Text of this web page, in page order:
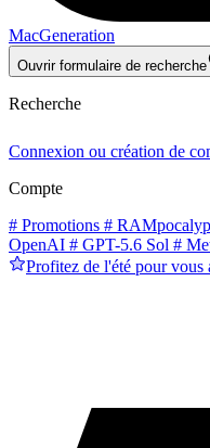
MacGeneration
Ouvrir formulaire de recherche
Recherche
Connexion ou création de
Compte
# Promotions #
OpenAI # GPT-5.6 Sol #
Profitez de l'été pour